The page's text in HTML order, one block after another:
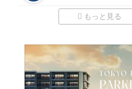
もっと見る